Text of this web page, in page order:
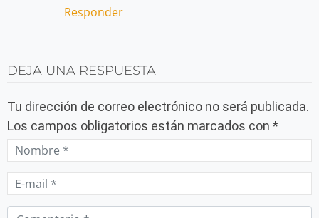
Responder
DEJA UNA RESPUESTA
Tu dirección de correo electrónico no será publicada.
Los campos obligatorios están marcados con *